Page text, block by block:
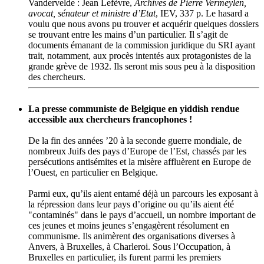
Vandervelde : Jean Lefèvre, Archives de Pierre Vermeylen,
avocat, sénateur et ministre d’Etat, IEV, 337 p. Le hasard a
voulu que nous avons pu trouver et acquérir quelques dossiers
se trouvant entre les mains d’un particulier. Il s’agit de
documents émanant de la commission juridique du SRI ayant
trait, notamment, aux procès intentés aux protagonistes de la
grande grève de 1932. Ils seront mis sous peu à la disposition
des chercheurs.
La presse communiste de Belgique en yiddish rendue
accessible aux chercheurs francophones !
De la fin des années ’20 à la seconde guerre mondiale, de
nombreux Juifs des pays d’Europe de l’Est, chassés par les
persécutions antisémites et la misère affluèrent en Europe de
l’Ouest, en particulier en Belgique.
Parmi eux, qu’ils aient entamé déjà un parcours les exposant à
la répression dans leur pays d’origine ou qu’ils aient été
"contaminés" dans le pays d’accueil, un nombre important de
ces jeunes et moins jeunes s’engagèrent résolument en
communisme. Ils animèrent des organisations diverses à
Anvers, à Bruxelles, à Charleroi. Sous l’Occupation, à
Bruxelles en particulier, ils furent parmi les premiers